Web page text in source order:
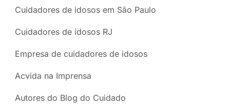
Cuidadores de idosos em São Paulo
Cuidadores de idosos RJ
Empresa de cuidadores de idosos
Acvida na Imprensa
Autores do Blog do Cuidado